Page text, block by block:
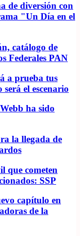
de diversión con
"Un Día en el
catálogo de
Federales PAN
a prueba tus
el escenario
ha sido
la llegada de
que cometen
SSP
capítulo en
de la